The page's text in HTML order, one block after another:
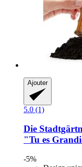
Ajouter
5.0 (1)
Die
"Tu es
-5%